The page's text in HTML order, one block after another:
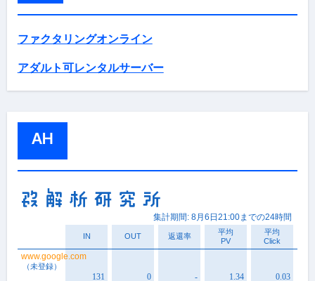
ファクタリングオンライン
アダルト可レンタルサーバー
AH